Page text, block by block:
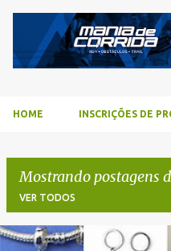
HOME INSCRIÇÕES DE
Mostrando postagens
VER TODOS